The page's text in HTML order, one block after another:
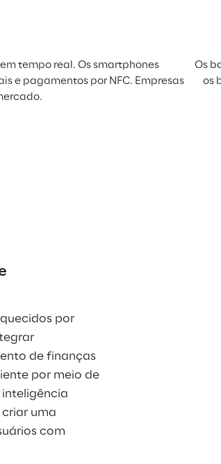
tempo real. Os smartphones
e pagamentos por NFC. Empresas
Os
os
por
de finanças
por meio de
uma
com